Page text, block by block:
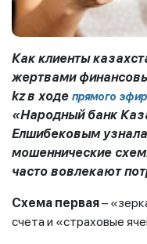
Как клиенты
жертвами
kzв ходе прямого
«Народный банк
Елшибековым
мошеннические
часто вовлекают
Схема первая–
счета и «страховые